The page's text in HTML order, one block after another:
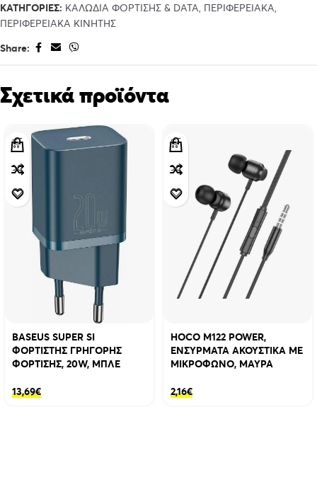
ΚΑΤΗΓΟΡΊΕΣ: ΚΑΛΩΔΙΑ ΦΟΡΤΙΣΗΣ & DATA, ΠΕΡΙΦΕΡΕΙΑΚΑ,
ΠΕΡΙΦΕΡΕΙΑΚΑ ΚΙΝΗΤΗΣ
Share:
Σχετικά προϊόντα
BASEUS SUPER SI
ΦΟΡΤΙΣΤΗΣ ΓΡΗΓΟΡΗΣ
ΦΟΡΤΙΣΗΣ, 20W, ΜΠΛΕ
13,69€
HOCO M122 POWER,
ΕΝΣΥΡΜΑΤΑ ΑΚΟΥΣΤΙΚΑ ΜΕ
ΜΙΚΡΟΦΩΝΟ, ΜΑΥΡΑ
2,16€